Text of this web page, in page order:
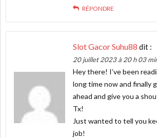
RÉPONDRE
Slot Gacor Suhu88 dit :
20 juillet 2023 à 20 h 03
Hey there! I’ve been
long time now and finally
ahead and give you a
Tx!
Just wanted to tell you
job!